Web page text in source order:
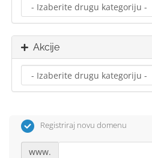
Akcije
Registriraj novu domenu
www.